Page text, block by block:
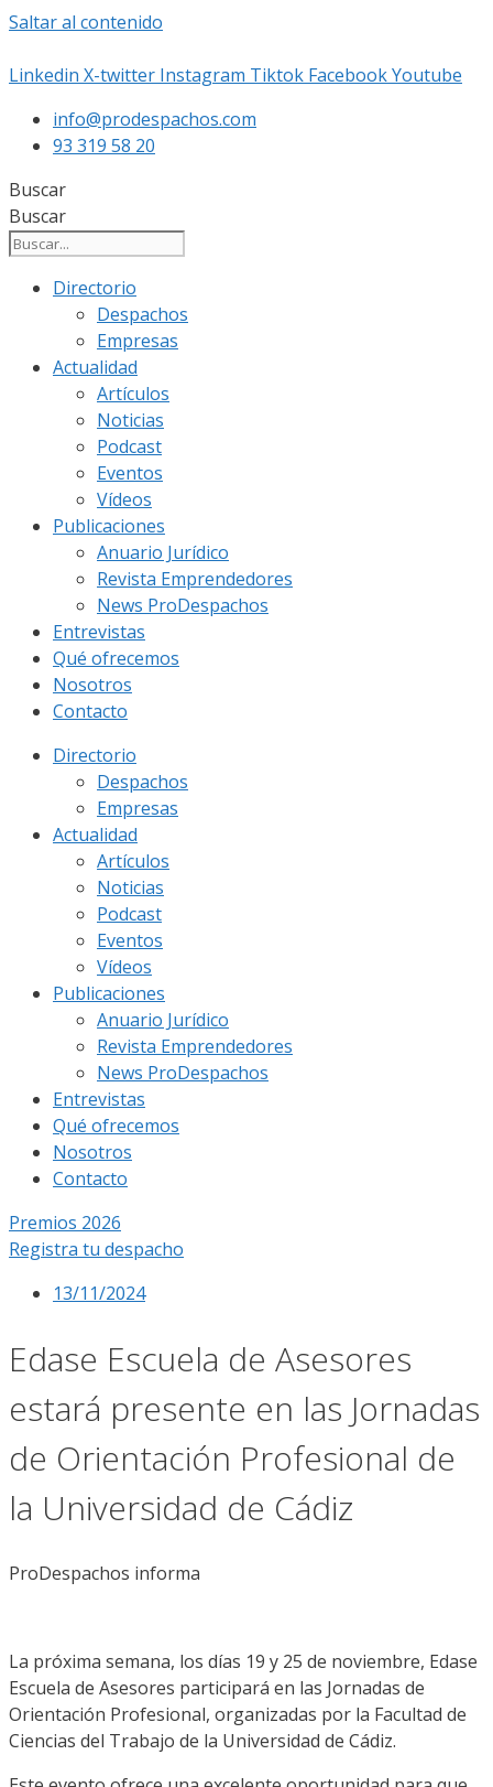
Saltar al contenido
Linkedin X-twitter Instagram Tiktok FacebookYoutube
info@prodespachos.com
93 319 58 20
Buscar
Buscar
Directorio
Despachos
Empresas
Actualidad
Artículos
Noticias
Podcast
Eventos
Vídeos
Publicaciones
Anuario Jurídico
Revista Emprendedores
News ProDespachos
Entrevistas
Qué ofrecemos
Nosotros
Contacto
Directorio
Despachos
Empresas
Actualidad
Artículos
Noticias
Podcast
Eventos
Vídeos
Publicaciones
Anuario Jurídico
Revista Emprendedores
News ProDespachos
Entrevistas
Qué ofrecemos
Nosotros
Contacto
Premios 2026
Registra tu despacho
13/11/2024
Edase Escuela de Asesores
estará presente en las Jornadas
de Orientación Profesional de
la Universidad de Cádiz
ProDespachos informa
La próxima semana, los días 19 y 25 de noviembre, Edase
Escuela de Asesores participará en las Jornadas de
Orientación Profesional, organizadas por la Facultad de
Ciencias del Trabajo de la Universidad de Cádiz.